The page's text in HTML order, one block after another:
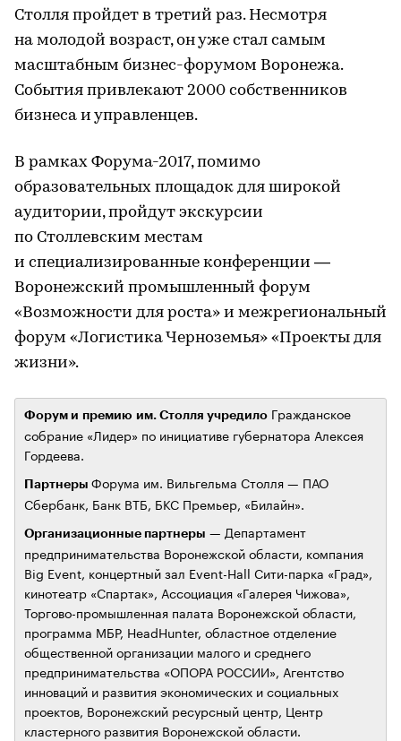
Столля пройдет в третий раз. Несмотря
на молодой возраст, он уже стал самым
масштабным бизнес-форумом Воронежа.
События привлекают 2000 собственников
бизнеса и управленцев.
В рамках Форума-2017, помимо
образовательных площадок для широкой
аудитории, пройдут экскурсии
по Столлевским местам
и специализированные конференции —
Воронежский промышленный форум
«Возможности для роста» и межрегиональный
форум «Логистика Черноземья» «Проекты для
жизни».
Форум и премию им. Столля учредило Гражданское
собрание «Лидер» по инициативе губернатора Алексея
Гордеева.
Партнеры Форума им. Вильгельма Столля — ПАО
Сбербанк, Банк ВТБ, БКС Премьер, «Билайн».
Организационные партнеры — Департамент
предпринимательства Воронежской области, компания
Big Event, концертный зал Event-Hall Сити-парка «Град»,
кинотеатр «Спартак», Ассоциация «Галерея Чижова»,
Торгово-промышленная палата Воронежской области,
программа МБР, HeadHunter, областное отделение
общественной организации малого и среднего
предпринимательства «ОПОРА РОССИИ», Агентство
инноваций и развития экономических и социальных
проектов, Воронежский ресурсный центр, Центр
кластерного развития Воронежской области.